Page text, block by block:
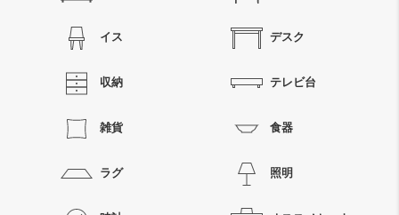
イス デスク
収納 テレビ台
雑貨 食器
ラグ 照明